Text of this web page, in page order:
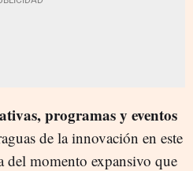
programas y eventos
de la innovación en este
del momento expansivo que